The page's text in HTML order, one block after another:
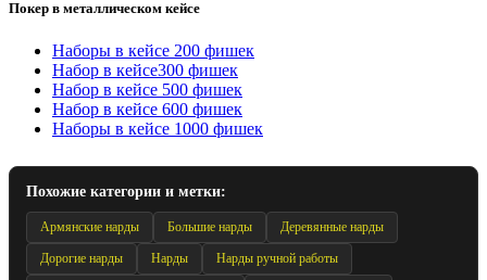
Покер в металлическом кейсе
Наборы в кейсе 200 фишек
Набор в кейсе300 фишек
Набор в кейсе 500 фишек
Набор в кейсе 600 фишек
Наборы в кейсе 1000 фишек
Похожие категории и метки:
Армянские нарды Большие нарды Деревянные нарды
Дорогие нарды Нарды Нарды ручной работы